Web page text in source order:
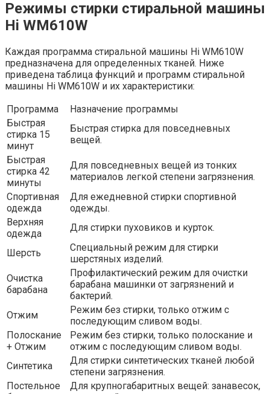
Режимы стирки стиральной машины
Hi WM610W
Каждая программа стиральной машины Hi WM610W
предназначена для определенных тканей. Ниже
приведена таблица функций и программ стиральной
машины Hi WM610W и их характеристики:
Программа
Назначение программы
Быстрая
стирка 15
минут
Быстрая стирка для повседневных
вещей.
Быстрая
стирка 42
минуты
Для повседневных вещей из тонких
материалов легкой степени загрязнения.
Спортивная
одежда
Для ежедневной стирки спортивной
одежды.
Верхняя
одежда
Для стирки пуховиков и курток.
Шерсть
Специальный режим для стирки
шерстяных изделий.
Очистка
барабана
Профилактический режим для очистки
барабана машинки от загрязнений и
бактерий.
Отжим
Режим без стирки, только отжим с
последующим сливом воды.
Полоскание
+ Отжим
Режим без стирки, только полоскание и
отжим с последующим сливом воды.
Синтетика
Для стирки синтетических тканей любой
степени загрязнения.
Постельное
Для крупногабаритных вещей: занавесок,